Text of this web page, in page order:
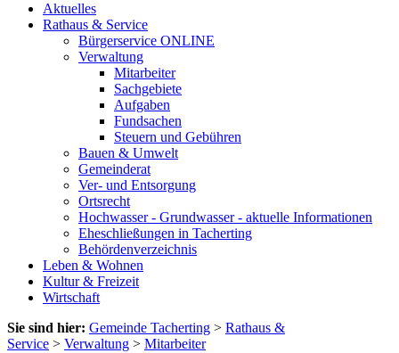
Aktuelles
Rathaus & Service
Bürgerservice ONLINE
Verwaltung
Mitarbeiter
Sachgebiete
Aufgaben
Fundsachen
Steuern und Gebühren
Bauen & Umwelt
Gemeinderat
Ver- und Entsorgung
Ortsrecht
Hochwasser - Grundwasser - aktuelle Informationen
Eheschließungen in Tacherting
Behördenverzeichnis
Leben & Wohnen
Kultur & Freizeit
Wirtschaft
Sie sind hier: Gemeinde Tacherting > Rathaus &
Service > Verwaltung > Mitarbeiter